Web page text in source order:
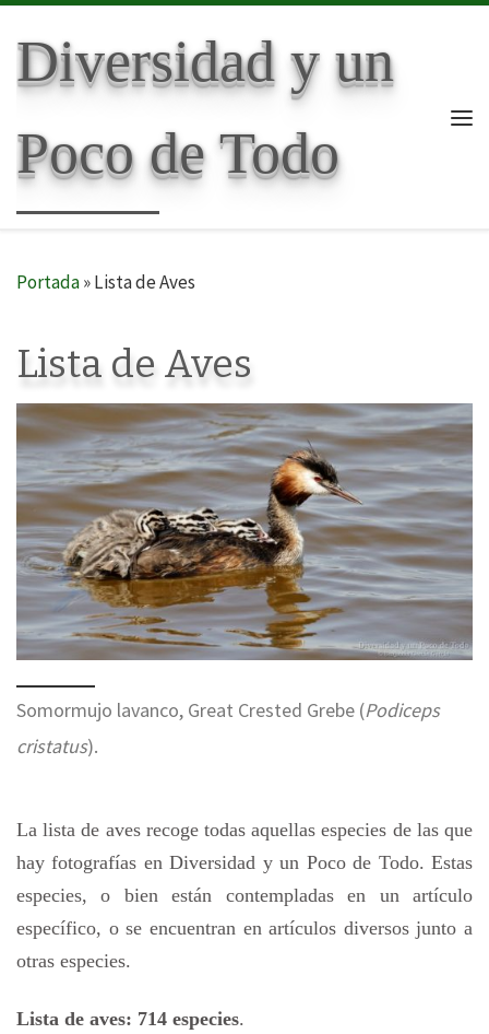
Diversidad y un
Poco de Todo
Portada»Lista de Aves
Lista de Aves
Somormujo lavanco, Great Crested Grebe (Podiceps
cristatus).
La lista de aves recoge todas aquellas especies de las que
hay fotografías en Diversidad y un Poco de Todo. Estas
especies, o bien están contempladas en un artículo
específico, o se encuentran en artículos diversos junto a
otras especies.
Lista de aves: 714 especies.